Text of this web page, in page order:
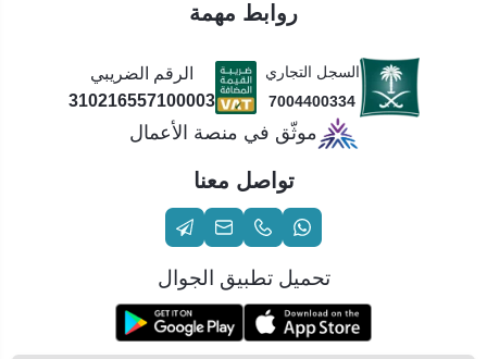
روابط مهمة
السجل التجاري
7004400334
الرقم الضريبي
310216557100003
موثّق في منصة الأعمال
تواصل معنا
تحميل تطبيق الجوال